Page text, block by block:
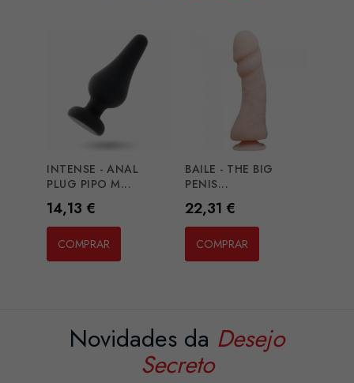
INTENSE - ANAL
PLUG PIPO M...
Preço
14,13 €
COMPRAR
BAILE - THE BIG
PENIS...
Preço
22,31 €
COMPRAR
Novidades da Desejo
Secreto